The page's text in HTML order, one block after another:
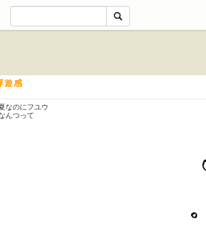
遊感
なのにフユウ
んつって